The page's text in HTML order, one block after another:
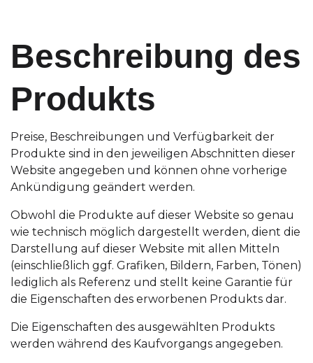
Beschreibung des
Produkts
Preise, Beschreibungen und Verfügbarkeit der
Produkte sind in den jeweiligen Abschnitten dieser
Website angegeben und können ohne vorherige
Ankündigung geändert werden.
Obwohl die Produkte auf dieser Website so genau
wie technisch möglich dargestellt werden, dient die
Darstellung auf dieser Website mit allen Mitteln
(einschließlich ggf. Grafiken, Bildern, Farben, Tönen)
lediglich als Referenz und stellt keine Garantie für
die Eigenschaften des erworbenen Produkts dar.
Die Eigenschaften des ausgewählten Produkts
werden während des Kaufvorgangs angegeben.